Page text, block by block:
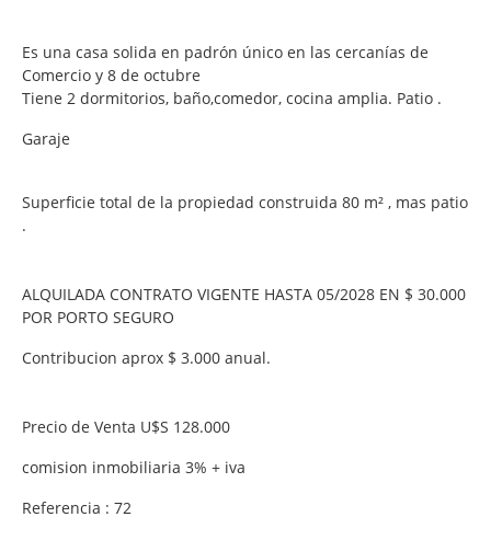
Es una casa solida en padrón único en las cercanías de
Comercio y 8 de octubre
Tiene 2 dormitorios, baño,comedor, cocina amplia. Patio .
Garaje
Superficie total de la propiedad construida 80 m² , mas patio
.
ALQUILADA CONTRATO VIGENTE HASTA 05/2028 EN $ 30.000
POR PORTO SEGURO
Contribucion aprox $ 3.000 anual.
Precio de Venta U$S 128.000
comision inmobiliaria 3% + iva
Referencia : 72